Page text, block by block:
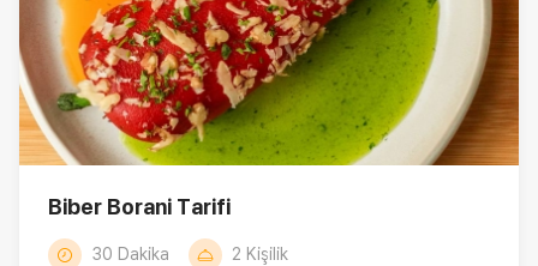
Biber Borani Tarifi
30 Dakika 2 Kişilik